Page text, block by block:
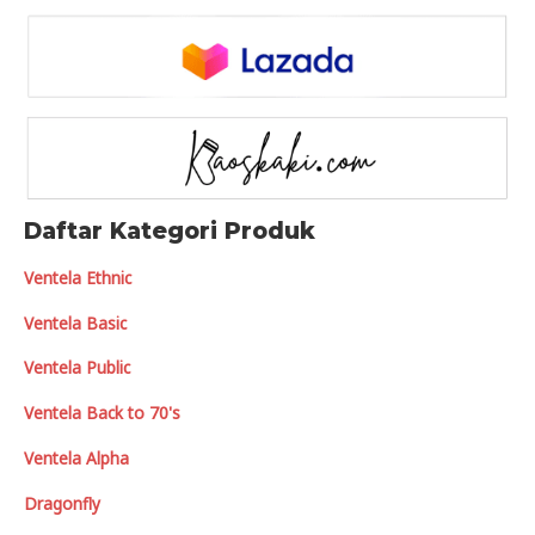
Daftar Kategori Produk
Ventela Ethnic
Ventela Basic
Ventela Public
Ventela Back to 70's
Ventela Alpha
Dragonfly